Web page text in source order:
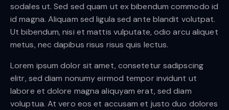
sodales ut. Sed sed quam ut ex bibendum commodo id
id magna. Aliquam sed ligula sed ante blandit volutpat.
Ut bibendum, nisi et mattis vulputate, odio arcu aliquet
metus, nec dapibus risus risus quis lectus.
Lorem ipsum dolor sit amet, consetetur sadipscing
elitr, sed diam nonumy eirmod tempor invidunt ut
labore et dolore magna aliquyam erat, sed diam
voluptua. At vero eos et accusam et justo duo dolores